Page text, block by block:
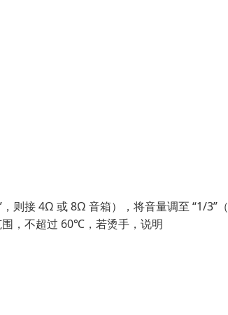
则接 4Ω 或 8Ω 音箱），将音量调至 “1/3”
围，不超过 60℃，若烫手，说明